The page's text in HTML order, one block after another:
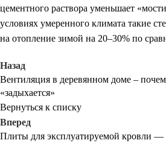
цементного раствора уменьшает
условиях умеренного климата такие
на отопление зимой на 20–30% по
Назад
Вентиляция в деревянном доме –
«задыхается»
Вернуться к списку
Вперед
Плиты для эксплуатируемой кровли —